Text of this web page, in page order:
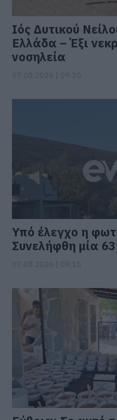
Ιός Δυτικού
Ελλάδα – Έξι
νοσηλεία
Υπό έλεγχο η
Συνελήφθη μία